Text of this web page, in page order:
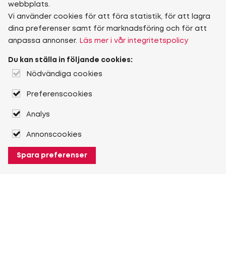
webbplats.
Vi använder cookies för att föra statistik, för att lagra
dina preferenser samt för marknadsföring och för att
anpassa annonser.
Läs mer i vår integritetspolicy
Du kan ställa in följande cookies:
Nödvändiga cookies
Preferenscookies
Analys
Annonscookies
Spara preferenser